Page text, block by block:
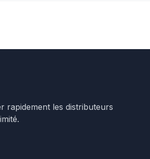
rapidement les distributeurs